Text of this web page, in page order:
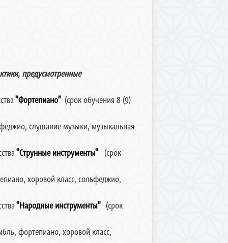
предусмотренные
"Фортепиано" (срок обучения 8 (9)
слушание музыки, музыкальная
"Струнные инструменты" (срок
хоровой класс, сольфеджио,
"Народные инструменты" (срок
фортепиано, хоровой класс,